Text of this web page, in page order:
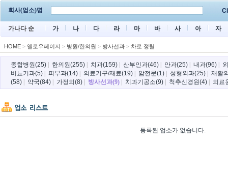
회사(업소)명
가나다 순 가 나 다 라 마 바 사 아 자
HOME > 옐로우페이지 > 병원/한의원 > 방사선과 > 차로 정렬
종합병원(25) 한의원(255) 치과(159) 산부인과(46) 안과(25) 내과(96)
비뇨기과(5)
피부과(14) 의료기구/재료(19) 암전문(1) 성형외과(25)
재활
(58)
약국(84) 가정의(8) 방사선과(9) 치과기공소(9) 척추신경원(4) 의료
등록된 업소가 없습니다.